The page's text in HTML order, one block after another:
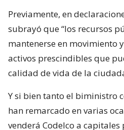
Previamente, en
subrayó que “los recursos
mantenerse en movimiento
activos prescindibles que
calidad de vida de la
Y si bien tanto el biministro
han remarcado en varias
venderá Codelco a